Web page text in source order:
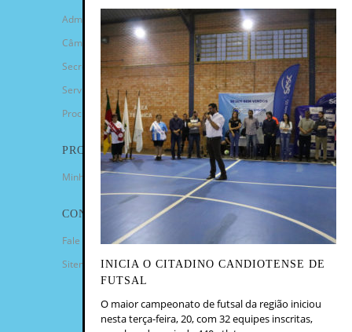
INICIA O CITADINO CANDIOTENSE DE
FUTSAL
O maior campeonato de futsal da região iniciou
nesta terça-feira, 20, com 32 equipes inscritas,
Administração Municipal
Câmara de Vereadores
Secretarias
Serviços
Procuradoria Geral
PROGRAMAS
Minha Casa Minha Vida
CONTATO
Fale Conosco
Sitemap